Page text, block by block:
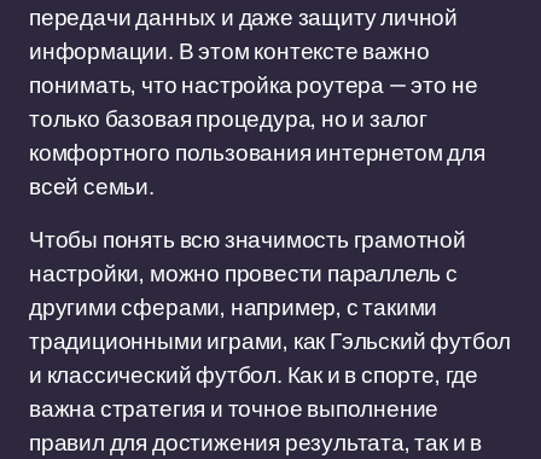
передачи данных и даже защиту личной
информации. В этом контексте важно
понимать, что настройка роутера — это не
только базовая процедура, но и залог
комфортного пользования интернетом для
всей семьи.
Чтобы понять всю значимость грамотной
настройки, можно провести параллель с
другими сферами, например, с такими
традиционными играми, как Гэльский футбол
и классический футбол. Как и в спорте, где
важна стратегия и точное выполнение
правил для достижения результата, так и в